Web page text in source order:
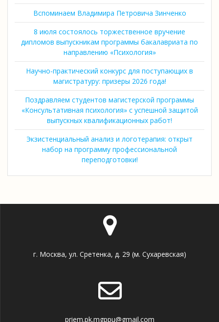
Вспоминаем Владимира Петровича Зинченко
8 июля состоялось торжественное вручение
дипломов выпускникам программы бакалавриата по
направлению «Психология»
Научно-практический конкурс для поступающих в
магистратуру: призеры 2026 года!
Поздравляем студентов магистерской программы
«Консультативная психология» с успешной защитой
выпускных квалификационных работ!
Экзистенциальный анализ и логотерапия: открыт
набор на программу профессиональной
переподготовки!
г. Москва, ул. Сретенка, д. 29 (м. Сухаревская)
priem.pk.mgppu@gmail.com